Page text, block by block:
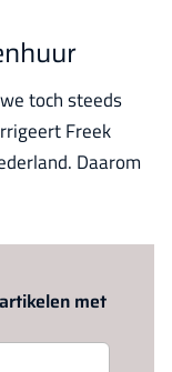
toch steeds
Freek
Daarom
met